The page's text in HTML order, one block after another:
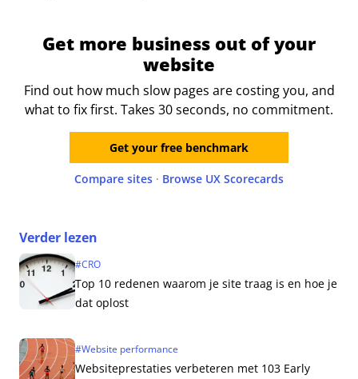
Get more business out of your
website
Find out how much slow pages are costing you, and
what to fix first. Takes 30 seconds, no commitment.
Get your free benchmark
Compare sites · Browse UX Scorecards
Verder lezen
#CRO
Top 10 redenen waarom je site traag is en hoe je
dat oplost
#Website performance
Websiteprestaties verbeteren met 103 Early